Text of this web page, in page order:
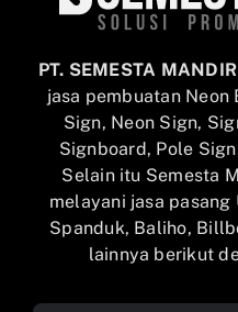
PT. SEMESTA
jasa pembuatan Neon
Sign, Neon Sign,
Signboard, Pole
Selain itu Semesta
melayani jasa pasang
Spanduk, Baliho,
lainnya berikut